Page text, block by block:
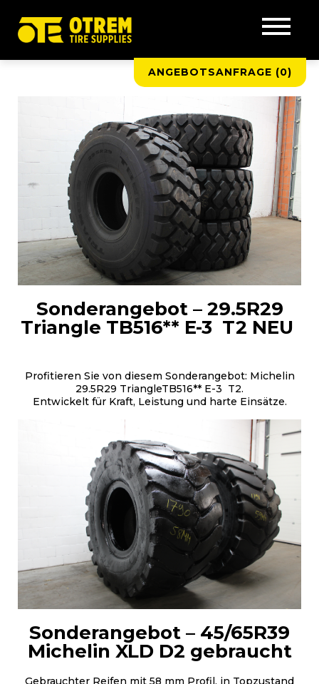
ANGEBOTSANFRAGE (0)
Sonderangebot – 29.5R29
Triangle TB516** E-3 T2 NEU
Profitieren Sie von diesem Sonderangebot: Michelin
29.5R29 TriangleTB516** E-3 T2.
Entwickelt für Kraft, Leistung und harte Einsätze.
Sonderangebot – 45/65R39
Michelin XLD D2 gebraucht
Gebrauchter Reifen mit 58 mm Profil, in Topzustand